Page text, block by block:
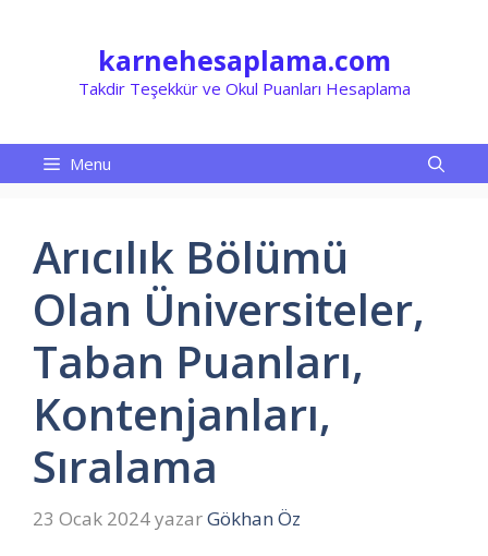
karnehesaplama.com
Takdir Teşekkür ve Okul Puanları Hesaplama
Menu
Arıcılık Bölümü
Olan Üniversiteler,
Taban Puanları,
Kontenjanları,
Sıralama
23 Ocak 2024yazarGökhan Öz